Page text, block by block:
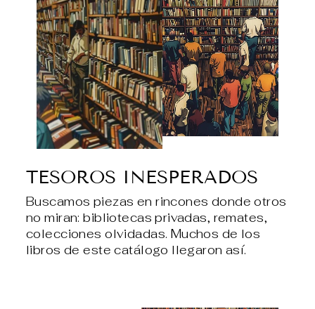
TESOROS INESPERADOS
Buscamos piezas en rincones donde otros
no miran: bibliotecas privadas, remates,
colecciones olvidadas. Muchos de los
libros de este catálogo llegaron así.